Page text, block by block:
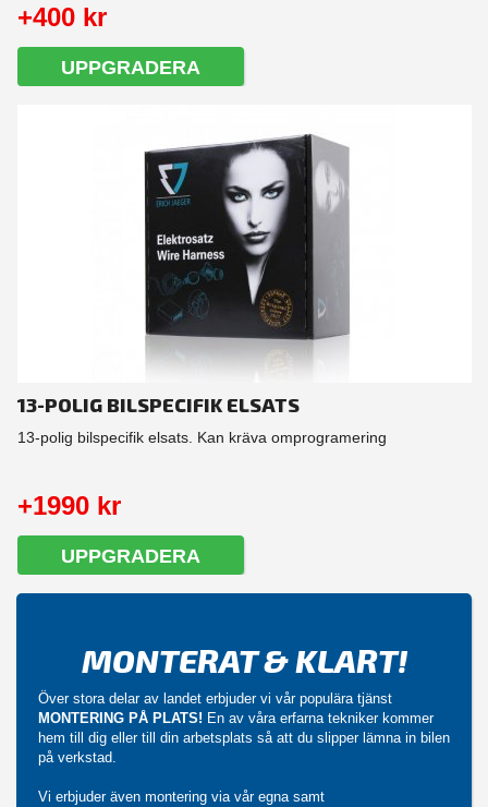
+400 kr
UPPGRADERA
13-POLIG BILSPECIFIK ELSATS
13-polig bilspecifik elsats. Kan kräva omprogramering
+1990 kr
UPPGRADERA
MONTERAT & KLART!
Över stora delar av landet erbjuder vi vår populära tjänst
MONTERING PÅ PLATS! En av våra erfarna tekniker kommer
hem till dig eller till din arbetsplats så att du slipper lämna in bilen
på verkstad.
Vi erbjuder även montering via vår egna samt